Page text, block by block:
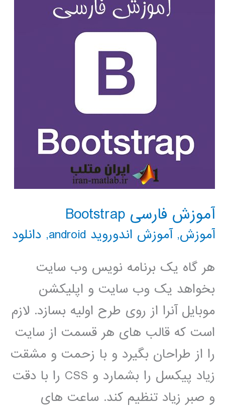
آموزش فارسی Bootstrap
آموزش,آموزش اندوروید android , دانلود
هر گاه یک برنامه نویس وب سایت
بخواهد یک وب سایت و اپلیکشن
موبایل آنرا از روی طرح اولیه بسازد. لازم
است که قالب های هر قسمت از سایت
را از طراحان بگیرد و با زحمت و مشقت
زیاد پیکسل را بشمارد و CSS را با دقت
و صبر زیاد تنظیم کند. ساعت های